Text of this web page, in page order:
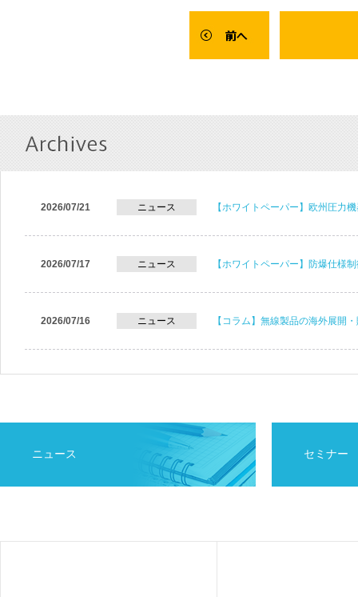
2026/07/21 ニュース 【ホワイトペーパー】欧州圧力
2026/07/17 ニュース 【ホワイトペーパー】防爆仕様
2026/07/16 ニュース 【コラム】無線製品の海外展開
ニュース セミナー